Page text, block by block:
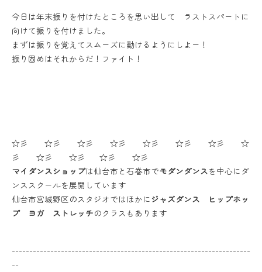
今日は年末振りを付けたところを思い出して ラストスパートに
向けて振りを付けました。
まずは振りを覚えてスムーズに動けるようにしよー！
振り固めはそれからだ！ファイト！
☆彡 ☆彡 ☆彡 ☆彡 ☆彡 ☆彡 ☆彡 ☆
彡 ☆彡 ☆彡 ☆彡 ☆彡
マイダンスショップは仙台市と石巻市でモダンダンスを中心にダ
ンススクールを展開しています
仙台市宮城野区のスタジオではほかに ジャズダンス ヒップホッ
プ ヨガ ストレッチのクラスもあります
--------------------------------------------------------------------
--